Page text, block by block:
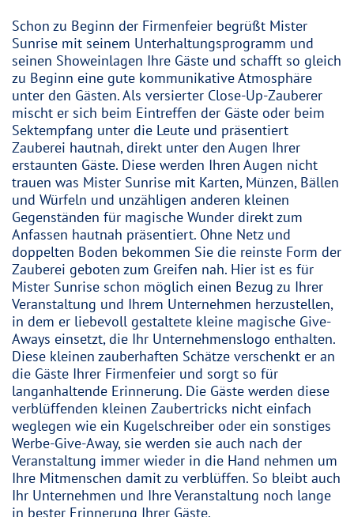
Schon zu Beginn der Firmenfeier begrüßt Mister
Sunrise mit seinem Unterhaltungsprogramm und
seinen Showeinlagen Ihre Gäste und schafft so gleich
zu Beginn eine gute kommunikative Atmosphäre
unter den Gästen. Als versierter Close-Up-Zauberer
mischt er sich beim Eintreffen der Gäste oder beim
Sektempfang unter die Leute und präsentiert
Zauberei hautnah, direkt unter den Augen Ihrer
erstaunten Gäste. Diese werden Ihren Augen nicht
trauen was Mister Sunrise mit Karten, Münzen, Bällen
und Würfeln und unzähligen anderen kleinen
Gegenständen für magische Wunder direkt zum
Anfassen hautnah präsentiert. Ohne Netz und
doppelten Boden bekommen Sie die reinste Form der
Zauberei geboten zum Greifen nah. Hier ist es für
Mister Sunrise schon möglich einen Bezug zu Ihrer
Veranstaltung und Ihrem Unternehmen herzustellen,
in dem er liebevoll gestaltete kleine magische Give-
Aways einsetzt, die Ihr Unternehmenslogo enthalten.
Diese kleinen zauberhaften Schätze verschenkt er an
die Gäste Ihrer Firmenfeier und sorgt so für
langanhaltende Erinnerung. Die Gäste werden diese
verblüffenden kleinen Zaubertricks nicht einfach
weglegen wie ein Kugelschreiber oder ein sonstiges
Werbe-Give-Away, sie werden sie auch nach der
Veranstaltung immer wieder in die Hand nehmen um
Ihre Mitmenschen damit zu verblüffen. So bleibt auch
Ihr Unternehmen und Ihre Veranstaltung noch lange
in bester Erinnerung Ihrer Gäste.